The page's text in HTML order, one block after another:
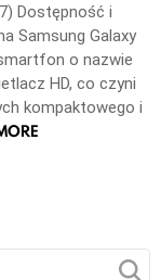
Dostępność i
Samsung Galaxy
o nazwie
HD, co czyni
kompaktowego i